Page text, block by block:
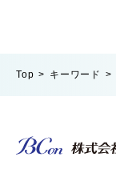
Top キーワード